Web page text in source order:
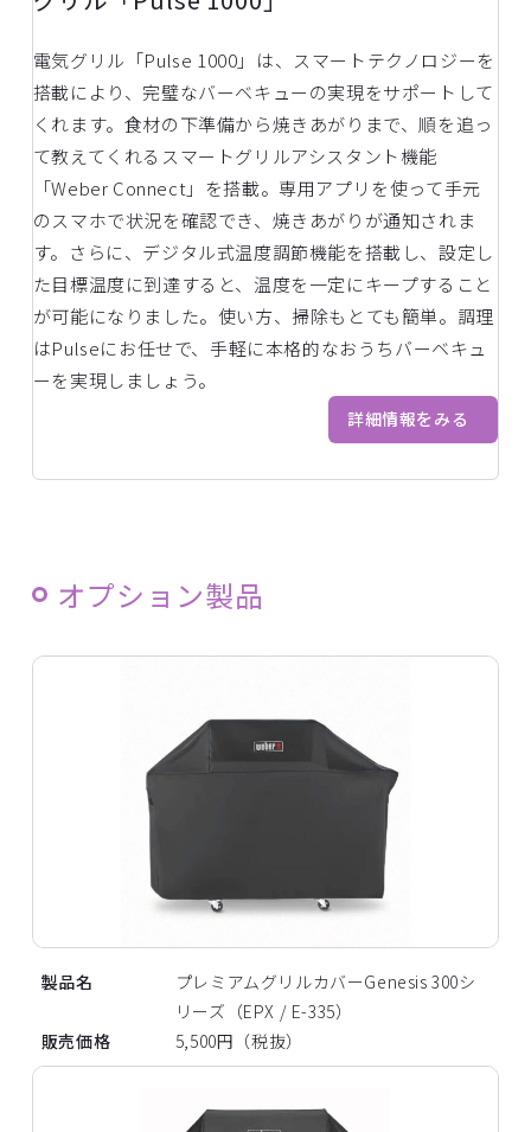
電気グリル「Pulse 1000」は、スマートテクノロジーを
搭載により、完璧なバーベキューの実現をサポートして
くれます。食材の下準備から焼きあがりまで、順を追っ
て教えてくれるスマートグリルアシスタント機能
「Weber Connect」を搭載。専用アプリを使って手元
のスマホで状況を確認でき、焼きあがりが通知されま
す。さらに、デジタル式温度調節機能を搭載し、設定し
た目標温度に到達すると、温度を一定にキープすること
が可能になりました。使い方、掃除もとても簡単。調理
はPulseにお任せで、手軽に本格的なおうちバーベキュ
ーを実現しましょう。
詳細情報をみる
オプション製品
製品名
プレミアムグリルカバーGenesis 300シ
リーズ（EPX / E-335）
販売価格
5,500円（税抜）